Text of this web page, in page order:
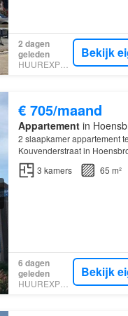
2 dagen
geleden
HUUREXPERT
Bekijk
€ 705/maand
Appartementin
2 slaapkamer appartement
Kouvenderstraat in
3 kamers 65 m²
6 dagen
geleden
HUUREXPERT
Bekijk